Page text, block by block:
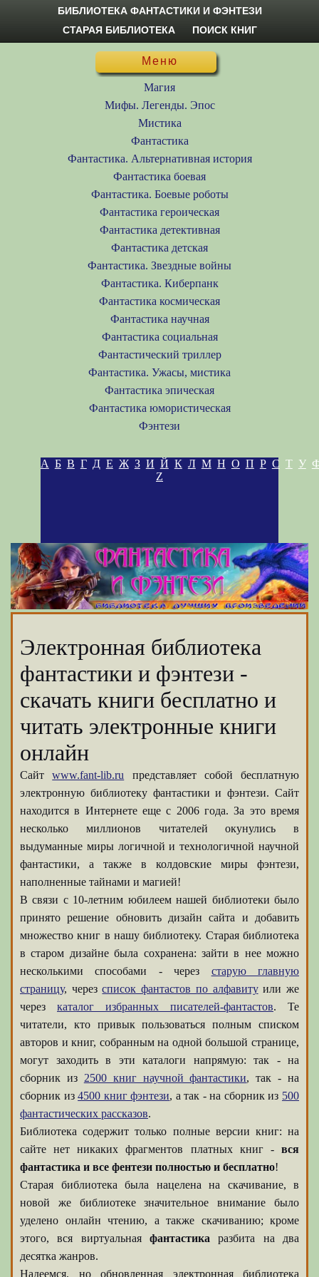
БИБЛИОТЕКА ФАНТАСТИКИ И ФЭНТЕЗИ
СТАРАЯ БИБЛИОТЕКА
ПОИСК КНИГ
Меню
Магия
Мифы. Легенды. Эпос
Мистика
Фантастика
Фантастика. Альтернативная история
Фантастика боевая
Фантастика. Боевые роботы
Фантастика героическая
Фантастика детективная
Фантастика детская
Фантастика. Звездные войны
Фантастика. Киберпанк
Фантастика космическая
Фантастика научная
Фантастика социальная
Фантастический триллер
Фантастика. Ужасы, мистика
Фантастика эпическая
Фантастика юмористическая
Фэнтези
А Б В Г Д Е Ж З И Й К Л М Н О П Р С Т У
Z
Электронная библиотека
фантастики и фэнтези -
скачать книги бесплатно и
читать электронные книги
онлайн
Сайтwww.fant-lib.ru представляет собой бесплатную
электронную библиотеку фантастики и фэнтези. Сайт
находится в Интернете еще с 2006 года. За это время
несколько миллионов читателей окунулись в
выдуманные миры логичной и технологичной научной
фантастики, а также в колдовские миры фэнтези,
наполненные тайнами и магией!
В связи с 10-летним юбилеем нашей библиотеки было
принято решение обновить дизайн сайта и добавить
множество книг в нашу библиотеку. Старая библиотека
в старом дизайне была сохранена: зайти в нее можно
несколькими способами - через старую главную
страницу, черезсписок фантастов по алфавитуили же
через каталог избранных писателей-фантастов. Те
читатели, кто привык пользоваться полным списком
авторов и книг, собранным на одной большой странице,
могут заходить в эти каталоги напрямую: так - на
сборник из 2500 книг научной фантастики, так - на
сборник из4500 книг фэнтези, а так - на сборник из 500
фантастических рассказов.
Библиотека содержит только полные версии книг: на
сайте нет никаких фрагментов платных книг - вся
фантастика и все фентези полностью и бесплатно!
Старая библиотека была нацелена на скачивание, в
новой же библиотеке значительное внимание было
уделено онлайн чтению, а также скачиванию; кроме
этого, вся виртуальная фантастика разбита на два
десятка жанров.
Надеемся, но обновленная электронная библиотека